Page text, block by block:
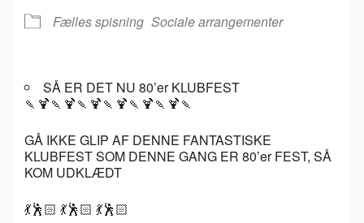
Fælles spisning Sociale arrangementer
SÅ ER DET NU 80’er KLUBFEST
🍡🍹🍡🍹🍡🍹🍡🍹🍡🍹🍡🍹🍡
GÅ IKKE GLIP AF DENNE FANTASTISKE
KLUBFEST SOM DENNE GANG ER 80’er FEST, SÅ
KOM UDKLÆDT
💃🕺🏻 💃🕺🏻 💃🕺🏻